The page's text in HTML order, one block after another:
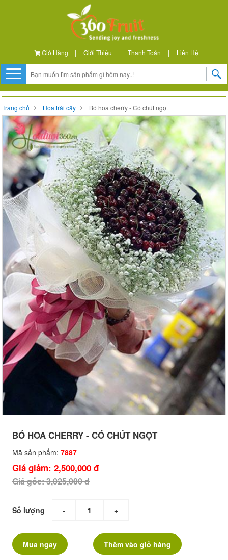
Giỏ Hàng | Giới Thiệu | Thanh Toán | Liên Hệ
Trang chủ Hoa trái cây Bó hoa cherry - Có chút ngọt
BÓ HOA CHERRY - CÓ CHÚT NGỌT
Mã sản phẩm: 7887
Giá giảm: 2,500,000 đ
Giá gốc: 3,025,000 đ
Số lượng - +
Mua ngay Thêm vào giỏ hàng